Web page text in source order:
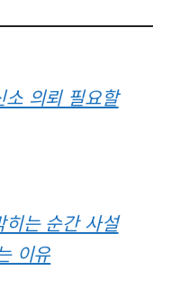
의뢰 필요할
히는 순간 사설
이유